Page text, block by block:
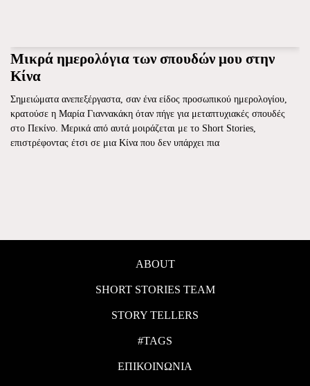
Μικρά ημερολόγια των σπουδών μου στην
Κίνα
Σημειώματα ανεπεξέργαστα, σαν ένα είδος προσωπικού ημερολογίου,
κρατούσε η Μαρία Γιαννακάκη όταν πήγε για μεταπτυχιακές σπουδές
στο Πεκίνο. Μερικά από αυτά μοιράζεται με το Short Stories,
επιστρέφοντας έτσι σε μια Κίνα που δεν υπάρχει πια
ABOUT
SHORT STORIES TEAM
STORY TELLERS
#TAGS
ΕΠΙΚΟΙΝΩΝΙΑ